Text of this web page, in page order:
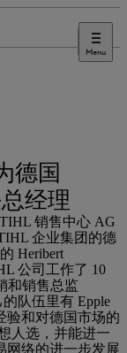
Menu
德国
经理
销售中心 AG
企业集团的德
Heribert
公司工作了 10
和销售总监
队伍里有 Epple
验和对德国市场的
人选，并能进一
网络的进一步发展